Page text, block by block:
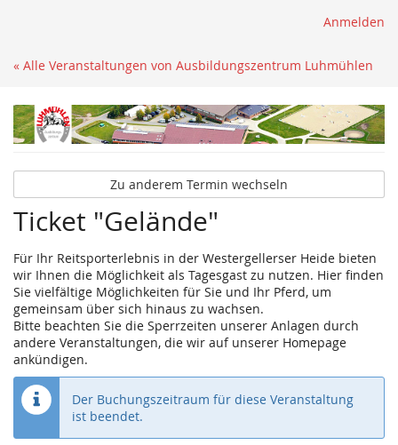
Anmelden
« Alle Veranstaltungen von Ausbildungszentrum Luhmühlen
Zu anderem Termin wechseln
Ticket "Gelände"
Für Ihr Reitsporterlebnis in der Westergellerser Heide bieten
wir Ihnen die Möglichkeit als Tagesgast zu nutzen. Hier finden
Sie vielfältige Möglichkeiten für Sie und Ihr Pferd, um
gemeinsam über sich hinaus zu wachsen.
Bitte beachten Sie die Sperrzeiten unserer Anlagen durch
andere Veranstaltungen, die wir auf unserer Homepage
ankündigen.
Der Buchungszeitraum für diese Veranstaltung
ist beendet.